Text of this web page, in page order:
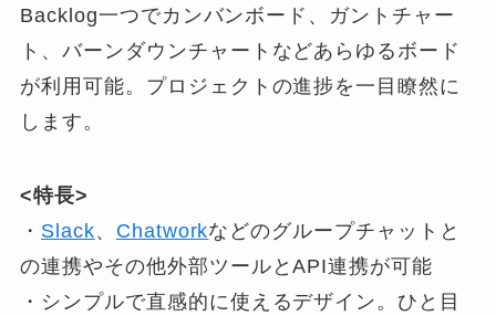
Backlog一つでカンバンボード、ガントチャー
ト、バーンダウンチャートなどあらゆるボード
が利用可能。プロジェクトの進捗を一目瞭然に
します。
<特長>
・ Slack、 Chatworkなどのグループチャットと
の連携やその他外部ツールとAPI連携が可能
・シンプルで直感的に使えるデザイン。ひと目